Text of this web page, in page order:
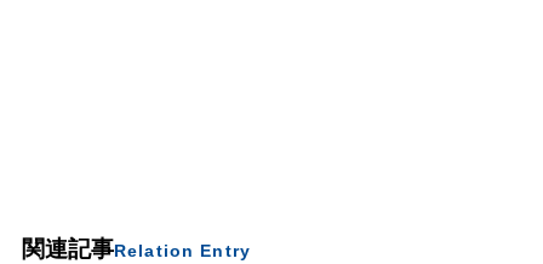
関連記事Relation Entry